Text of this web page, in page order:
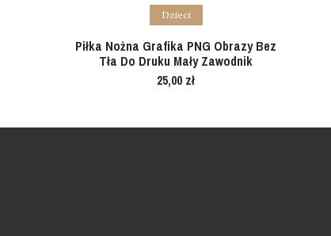
Add to cart
Dzieci
Piłka Nożna Grafika PNG Obrazy Bez
Tła Do Druku Mały Zawodnik
25,00 zł